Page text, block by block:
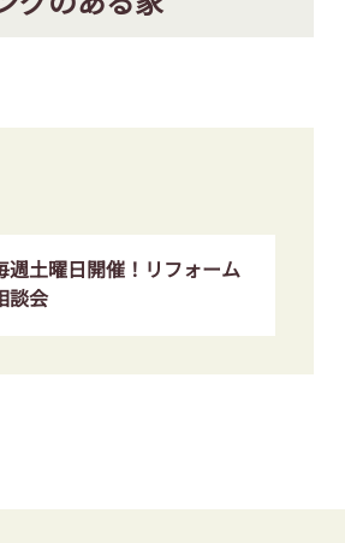
週土曜日開催！リフォーム
談会